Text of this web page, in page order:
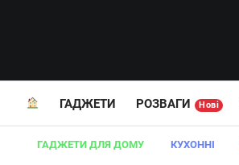
ГАДЖЕТИ РОЗВАГИ Нові
ГАДЖЕТИ ДЛЯ ДОМУ КУХОННІ